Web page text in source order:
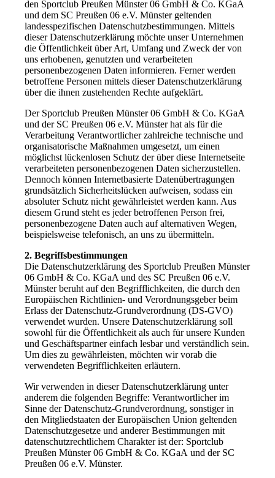
den Sportclub Preußen Münster 06 GmbH & Co. KGaA
und dem SC Preußen 06 e.V. Münster geltenden
landesspezifischen Datenschutzbestimmungen. Mittels
dieser Datenschutzerklärung möchte unser Unternehmen
die Öffentlichkeit über Art, Umfang und Zweck der von
uns erhobenen, genutzten und verarbeiteten
personenbezogenen Daten informieren. Ferner werden
betroffene Personen mittels dieser Datenschutzerklärung
über die ihnen zustehenden Rechte aufgeklärt.
Der Sportclub Preußen Münster 06 GmbH & Co. KGaA
und der SC Preußen 06 e.V. Münster hat als für die
Verarbeitung Verantwortlicher zahlreiche technische und
organisatorische Maßnahmen umgesetzt, um einen
möglichst lückenlosen Schutz der über diese Internetseite
verarbeiteten personenbezogenen Daten sicherzustellen.
Dennoch können Internetbasierte Datenübertragungen
grundsätzlich Sicherheitslücken aufweisen, sodass ein
absoluter Schutz nicht gewährleistet werden kann. Aus
diesem Grund steht es jeder betroffenen Person frei,
personenbezogene Daten auch auf alternativen Wegen,
beispielsweise telefonisch, an uns zu übermitteln.
2. Begriffsbestimmungen
Die Datenschutzerklärung des Sportclub Preußen Münster
06 GmbH & Co. KGaA und des SC Preußen 06 e.V.
Münster beruht auf den Begrifflichkeiten, die durch den
Europäischen Richtlinien- und Verordnungsgeber beim
Erlass der Datenschutz-Grundverordnung (DS-GVO)
verwendet wurden. Unsere Datenschutzerklärung soll
sowohl für die Öffentlichkeit als auch für unsere Kunden
und Geschäftspartner einfach lesbar und verständlich sein.
Um dies zu gewährleisten, möchten wir vorab die
verwendeten Begrifflichkeiten erläutern.
Wir verwenden in dieser Datenschutzerklärung unter
anderem die folgenden Begriffe: Verantwortlicher im
Sinne der Datenschutz-Grundverordnung, sonstiger in
den Mitgliedstaaten der Europäischen Union geltenden
Datenschutzgesetze und anderer Bestimmungen mit
datenschutzrechtlichem Charakter ist der: Sportclub
Preußen Münster 06 GmbH & Co. KGaA und der SC
Preußen 06 e.V. Münster.